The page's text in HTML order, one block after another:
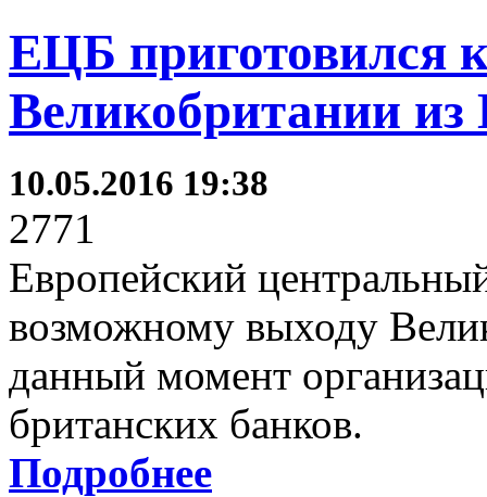
ЕЦБ приготовился
Великобритании из
10.05.2016 19:38
2771
Европейский
возможному выходу
данный момент
британских банков.
Подробнее